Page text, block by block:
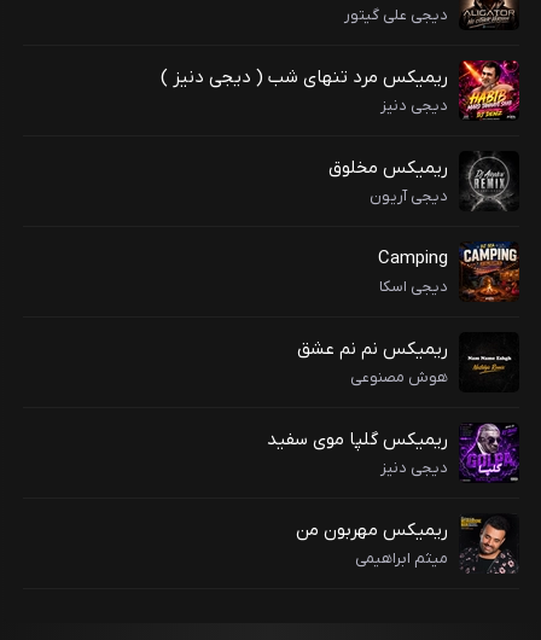
دیجی علی گیتور
ریمیکس مرد تنهای شب ( دیجی دنیز )
دیجی دنیز
ریمیکس مخلوق
دیجی آریون
Camping
دیجی اسکا
ریمیکس نم نم عشق
هوش مصنوعی
ریمیکس گلپا موی سفید
دیجی دنیز
ریمیکس مهربون من
میثم ابراهیمی